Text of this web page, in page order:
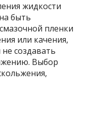
жидкости
быть
пленки
или качения,
создавать
Выбор